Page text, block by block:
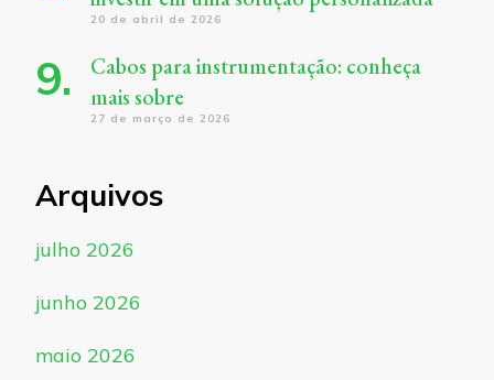
20 de abril de 2026
Cabos para instrumentação: conheça
mais sobre
27 de março de 2026
Arquivos
julho 2026
junho 2026
maio 2026